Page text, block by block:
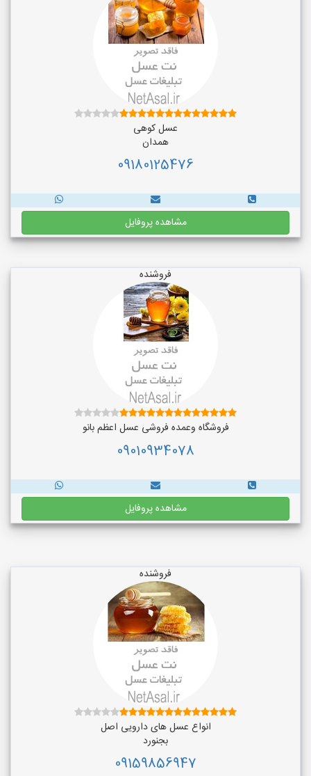
عسل کوهی
همدان
09180125476
مشاهده پروفایل
فروشنده
فروشگاه وعمده فروشی عسل اعظم بانو
09010934078
مشاهده پروفایل
فروشنده
انواع عسل های دارویی اصل
بجنورد
09159856947